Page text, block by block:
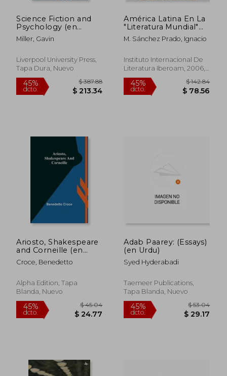
Science Fiction and
Psychology (en
Inglés)
Miller, Gavin
Liverpool University Press,
Tapa Dura, Nuevo
América Latina En La
"Literatura Mundial"
(en Inglés)
M. Sánchez Prado, Ignacio
Instituto Internacional De
Literatura Iberoam, 2006,
Tapa Blanda, Nuevo
Ariosto, Shakespeare
and Corneille (en
Inglés)
Croce, Benedetto
Alpha Edition, Tapa
Blanda, Nuevo
Adab Paarey: (Essays)
(en Urdu)
Syed Hyderabadi
Taemeer Publications,
Tapa Blanda, Nuevo